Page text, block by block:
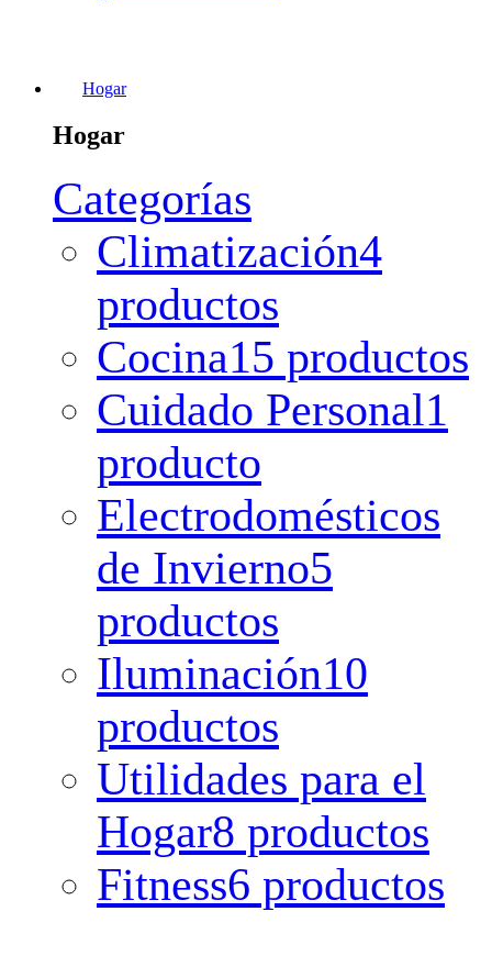
Hogar
Hogar
Categorías
Climatización4
productos
Cocina15 productos
Cuidado Personal1
producto
Electrodomésticos
de Invierno5
productos
Iluminación10
productos
Utilidades para el
Hogar8 productos
Fitness6 productos